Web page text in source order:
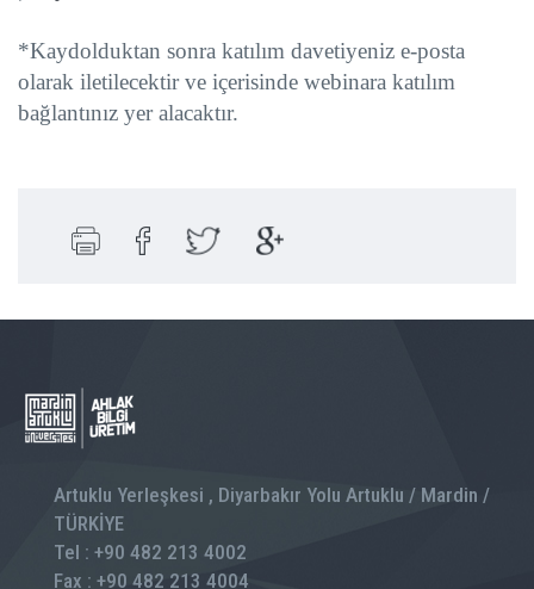
*Kaydolduktan sonra katılım davetiyeniz e-posta
olarak iletilecektir ve içerisinde webinara katılım
bağlantınız yer alacaktır.
Artuklu Yerleşkesi , Diyarbakır Yolu Artuklu / Mardin /
TÜRKİYE
Tel : +90 482 213 4002
Fax : +90 482 213 4004